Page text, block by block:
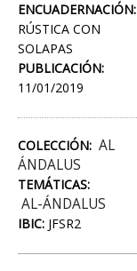
ENCUADERNACIÓN:
RÚSTICA CON
SOLAPAS
PUBLICACIÓN:
11/01/2019
COLECCIÓN: AL
ÁNDALUS
TEMÁTICAS:
AL-ÁNDALUS
IBIC: JFSR2